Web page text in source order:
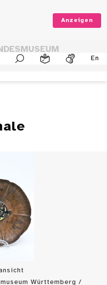
Anzeigen
En
Württemberg /